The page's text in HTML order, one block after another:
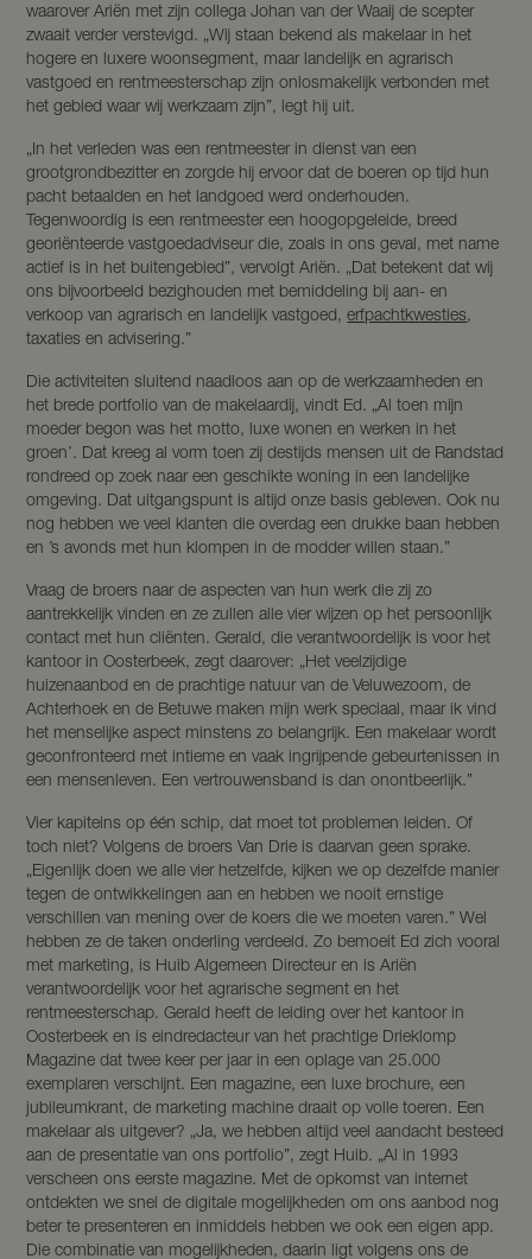
waarover Ariën met zijn collega Johan van der Waaij de scepter
zwaait verder verstevigd. „Wij staan bekend als makelaar in het
hogere en luxere woonsegment, maar landelijk en agrarisch
vastgoed en rentmeesterschap zijn onlosmakelijk verbonden met
het gebied waar wij werkzaam zijn”, legt hij uit.
„In het verleden was een rentmeester in dienst van een
grootgrondbezitter en zorgde hij ervoor dat de boeren op tijd hun
pacht betaalden en het landgoed werd onderhouden.
Tegenwoordig is een rentmeester een hoogopgeleide, breed
georiënteerde vastgoedadviseur die, zoals in ons geval, met name
actief is in het buitengebied”, vervolgt Ariën. „Dat betekent dat wij
ons bijvoorbeeld bezighouden met bemiddeling bij aan- en
verkoop van agrarisch en landelijk vastgoed,erfpachtkwesties,
taxaties en advisering.”
Die activiteiten sluitend naadloos aan op de werkzaamheden en
het brede portfolio van de makelaardij, vindt Ed. „Al toen mijn
moeder begon was het motto‚ luxe wonen en werken in het
groen’. Dat kreeg al vorm toen zij destijds mensen uit de Randstad
rondreed op zoek naar een geschikte woning in een landelijke
omgeving. Dat uitgangspunt is altijd onze basis gebleven. Ook nu
nog hebben we veel klanten die overdag een drukke baan hebben
en ’s avonds met hun klompen in de modder willen staan.”
Vraag de broers naar de aspecten van hun werk die zij zo
aantrekkelijk vinden en ze zullen alle vier wijzen op het persoonlijk
contact met hun cliënten. Gerald, die verantwoordelijk is voor het
kantoor in Oosterbeek, zegt daarover: „Het veelzijdige
huizenaanbod en de prachtige natuur van de Veluwezoom, de
Achterhoek en de Betuwe maken mijn werk speciaal, maar ik vind
het menselijke aspect minstens zo belangrijk. Een makelaar wordt
geconfronteerd met intieme en vaak ingrijpende gebeurtenissen in
een mensenleven. Een vertrouwensband is dan onontbeerlijk.”
Vier kapiteins op één schip, dat moet tot problemen leiden. Of
toch niet? Volgens de broers Van Drie is daarvan geen sprake.
„Eigenlijk doen we alle vier hetzelfde, kijken we op dezelfde manier
tegen de ontwikkelingen aan en hebben we nooit ernstige
verschillen van mening over de koers die we moeten varen.” Wel
hebben ze de taken onderling verdeeld. Zo bemoeit Ed zich vooral
met marketing, is Huib Algemeen Directeur en is Ariën
verantwoordelijk voor het agrarische segment en het
rentmeesterschap. Gerald heeft de leiding over het kantoor in
Oosterbeek en is eindredacteur van het prachtige Drieklomp
Magazine dat twee keer per jaar in een oplage van 25.000
exemplaren verschijnt. Een magazine, een luxe brochure, een
jubileumkrant, de marketing machine draait op volle toeren. Een
makelaar als uitgever? „Ja, we hebben altijd veel aandacht besteed
aan de presentatie van ons portfolio”, zegt Huib. „Al in 1993
verscheen ons eerste magazine. Met de opkomst van internet
ontdekten we snel de digitale mogelijkheden om ons aanbod nog
beter te presenteren en inmiddels hebben we ook een eigen app.
Die combinatie van mogelijkheden, daarin ligt volgens ons de